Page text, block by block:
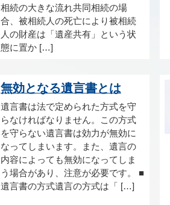
相続の大きな流れ共同相続の場
合、被相続人の死亡により被相続
人の財産は「遺産共有」という状
態に置か […]
無効となる遺言書とは
遺言書は法で定められた方式を守
らなければなりません。この方式
を守らない遺言書は効力が無効に
なってしまいます。また、遺言の
内容によっても無効になってしま
う場合があり、注意が必要です。 ■
遺言書の方式遺言の方式は「 […]